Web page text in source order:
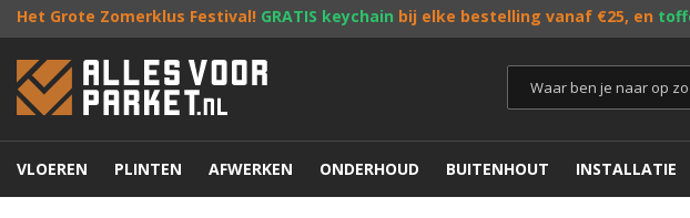
Het Grote Zomerklus Festival! GRATIS keychain bij elke bestelling vanaf €25, en
VLOEREN PLINTEN AFWERKEN ONDERHOUD BUITENHOUT INSTALLATIE